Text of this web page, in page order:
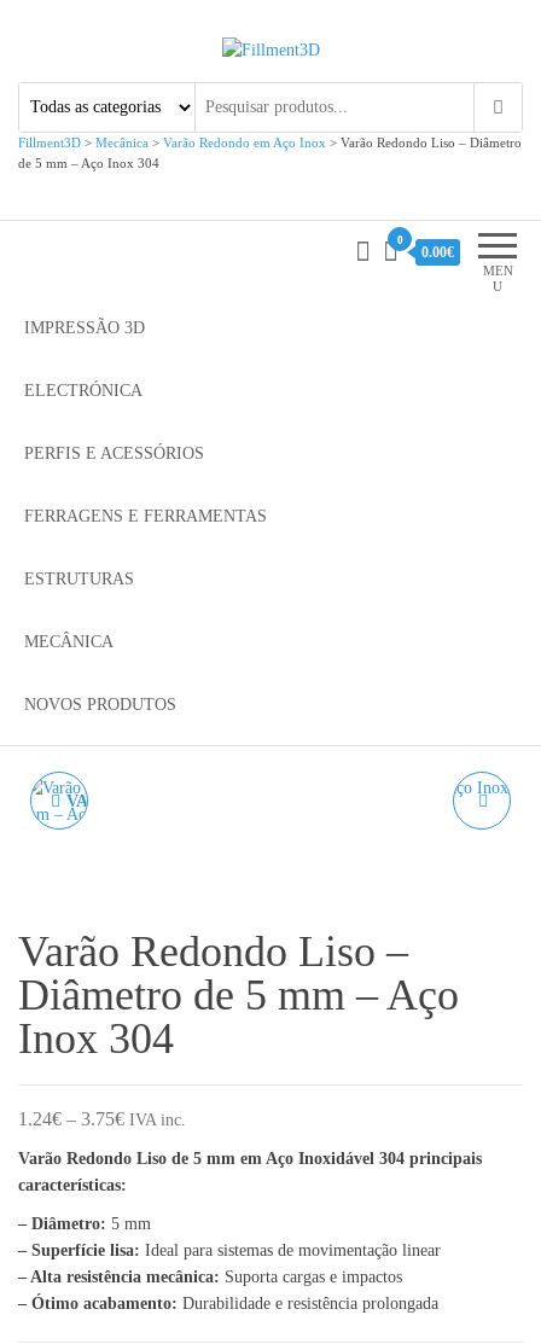
Fillment3D
Fillment3D > Mecânica > Varão Redondo em Aço Inox > Varão Redondo Liso – Diâmetro
de 5 mm – Aço Inox 304
MEN
U
0
0.00€
IMPRESSÃO 3D
ELECTRÓNICA
PERFIS E ACESSÓRIOS
FERRAGENS E FERRAMENTAS
ESTRUTURAS
MECÂNICA
NOVOS PRODUTOS
VARÃO REDONDO LISO
Varão Redondo Liso –
Diâmetro de 5 mm – Aço
Inox 304
1.24€ – 3.75€Price range: 1.24€ through 3.75€
IVA inc.
Varão Redondo Liso de 5 mm em Aço Inoxidável 304 principais
características:
– Diâmetro: 5 mm
– Superfície lisa: Ideal para sistemas de movimentação linear
– Alta resistência mecânica: Suporta cargas e impactos
– Ótimo acabamento: Durabilidade e resistência prolongada